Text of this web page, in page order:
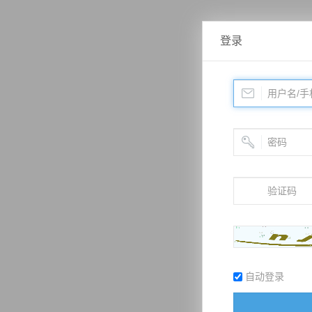
登录
自动登录